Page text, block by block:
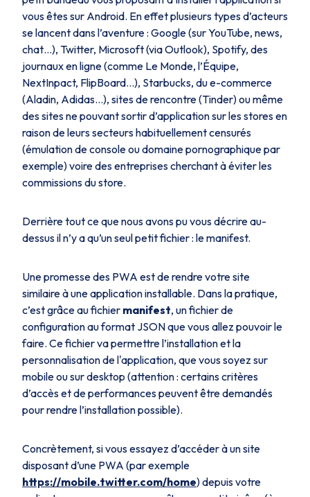
vous êtes sur Android. En effet plusieurs types d’acteurs
se lancent dans l’aventure : Google (sur YouTube, news,
chat…), Twitter, Microsoft (via Outlook), Spotify, des
journaux en ligne (comme Le Monde, l’Équipe,
NextInpact, FlipBoard…), Starbucks, du e-commerce
(Aladin, Adidas…), sites de rencontre (Tinder) ou même
des sites ne pouvant sortir d’application sur les stores en
raison de leurs secteurs habituellement censurés
(émulation de console ou domaine pornographique par
exemple) voire des entreprises cherchant à éviter les
commissions du store.
Derrière tout ce que nous avons pu vous décrire au-
dessus il n’y a qu’un seul petit fichier : le manifest.
Une promesse des PWA est de rendre votre site
similaire à une application installable. Dans la pratique,
c’est grâce au fichier manifest, un fichier de
configuration au format JSON que vous allez pouvoir le
faire. Ce fichier va permettre l’installation et la
personnalisation de l'application, que vous soyez sur
mobile ou sur desktop (attention : certains critères
d’accès et de performances peuvent être demandés
pour rendre l’installation possible).
Concrètement, si vous essayez d’accéder à un site
disposant d’une PWA (par exemple
https://mobile.twitter.com/home) depuis votre